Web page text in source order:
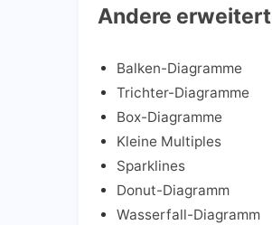
Andere
Balken-Diagramme
Trichter-Diagramme
Box-Diagramme
Kleine Multiples
Sparklines
Donut-Diagramm
Wasserfall-Diagramm